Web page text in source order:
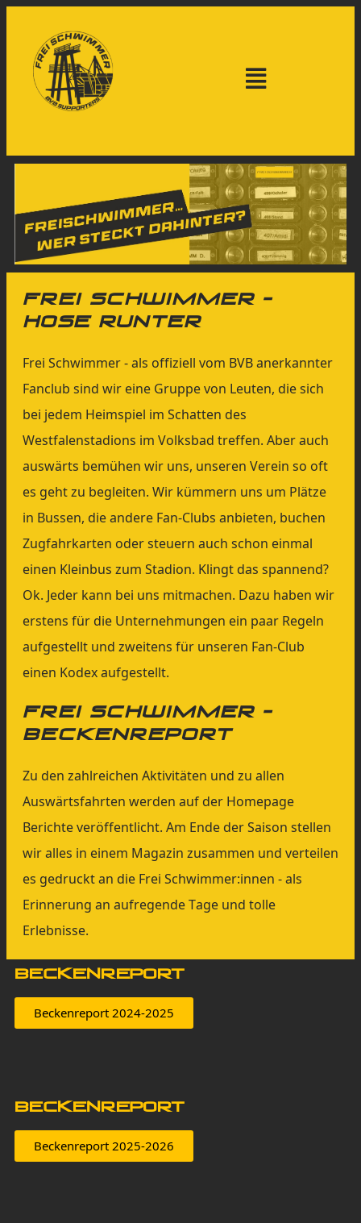
Frei schwimmer -
Hose runter
Frei Schwimmer - als offiziell vom BVB anerkannter
Fanclub sind wir eine Gruppe von Leuten, die sich
bei jedem Heimspiel im Schatten des
Westfalenstadions im Volksbad treffen. Aber auch
auswärts bemühen wir uns, unseren Verein so oft
es geht zu begleiten. Wir kümmern uns um Plätze
in Bussen, die andere Fan-Clubs anbieten, buchen
Zugfahrkarten oder steuern auch schon einmal
einen Kleinbus zum Stadion. Klingt das spannend?
Ok. Jeder kann bei uns mitmachen. Dazu haben wir
erstens für die Unternehmungen ein paar Regeln
aufgestellt und zweitens für unseren Fan-Club
einen Kodex aufgestellt.
Frei schwimmer -
Beckenreport
Zu den zahlreichen Aktivitäten und zu allen
Auswärtsfahrten werden auf der Homepage
Berichte veröffentlicht. Am Ende der Saison stellen
wir alles in einem Magazin zusammen und verteilen
es gedruckt an die Frei Schwimmer:innen - als
Erinnerung an aufregende Tage und tolle
Erlebnisse.
Beckenreport
Beckenreport 2024-2025
Beckenreport
Beckenreport 2025-2026